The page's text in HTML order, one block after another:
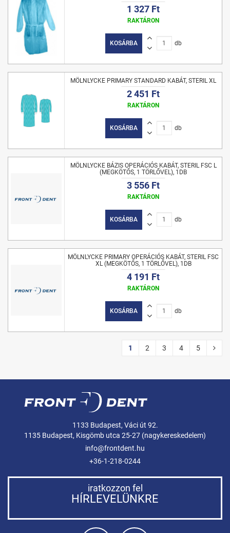
1 327 Ft
RAKTÁRON
KOSÁRBA db
MÖLNLYCKE PRIMARY STANDARD KABÁT, STERIL XL
2 451 Ft
RAKTÁRON
KOSÁRBA db
MÖLNLYCKE BÁZIS OPERÁCIÓS KABÁT, STERIL FSC L
(MEGKÖTŐS, 1 TÖRLŐVEL), 1DB
3 556 Ft
RAKTÁRON
KOSÁRBA db
MÖLNLYCKE PRIMARY OPERÁCIÓS KABÁT, STERIL FSC
XL (MEGKÖTŐS, 1 TÖRLŐVEL), 1DB
4 191 Ft
RAKTÁRON
KOSÁRBA db
1 2 3 4 5
1133 Budapest, Váci út 92.
1135 Budapest, Kisgömb utca 25-27 (nagykereskedelem)
info@frontdent.hu
+36-1-218-0244
iratkozzon fel
HÍRLEVELÜNKRE